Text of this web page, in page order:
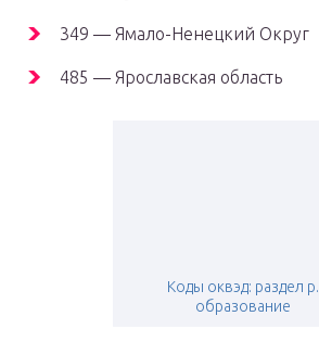
349 — Ямало-Ненецкий Округ
485 — Ярославская область
Коды оквэд: раздел p.
образование